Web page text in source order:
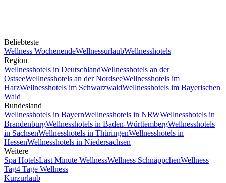
Beliebteste
Wellness WochenendeWellnessurlaubWellnesshotels
Region
Wellnesshotels in DeutschlandWellnesshotels an der
OstseeWellnesshotels an der NordseeWellnesshotels im
HarzWellnesshotels im SchwarzwaldWellnesshotels im Bayerischen
Wald
Bundesland
Wellnesshotels in BayernWellnesshotels in NRWWellnesshotels in
BrandenburgWellnesshotels in Baden-WürttembergWellnesshotels
in SachsenWellnesshotels in ThüringenWellnesshotels in
HessenWellnesshotels in Niedersachsen
Weitere
Spa HotelsLast Minute WellnessWellness SchnäppchenWellness
Tag4 Tage Wellness
Kurzurlaub